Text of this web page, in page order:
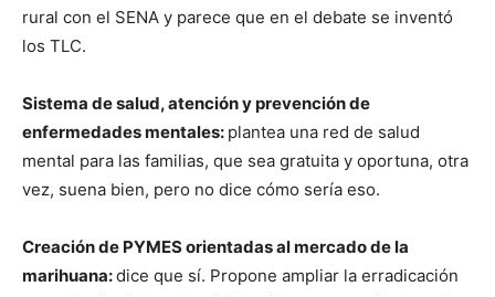
rural con el SENA y parece que en el debate se inventó
los TLC.
Sistema de salud, atención y prevención de
enfermedades mentales: plantea una red de salud
mental para las familias, que sea gratuita y oportuna, otra
vez, suena bien, pero no dice cómo sería eso.
Creación de PYMES orientadas al mercado de la
marihuana:dice que sí. Propone ampliar la erradicación